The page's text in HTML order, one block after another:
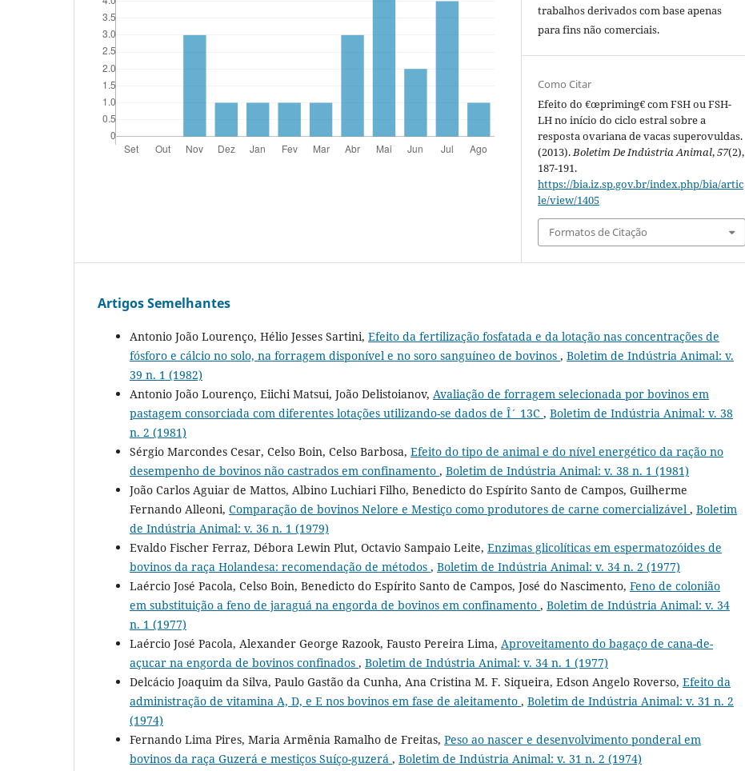
trabalhos derivados com base apenas
para fins não comerciais.
Como Citar
Efeito do €œpriming€ com FSH ou FSH-
LH no início do ciclo estral sobre a
resposta ovariana de vacas superovuldas.
(2013).Boletim De Indústria Animal,57(2),
187-191.
https://bia.iz.sp.gov.br/index.php/bia/artic
le/view/1405
Formatos de Citação
Artigos Semelhantes
Antonio João Lourenço, Hélio Jesses Sartini, Efeito da fertilização fosfatada e da lotação nas concentrações de
fósforo e cálcio no solo, na forragem disponível e no soro sanguíneo de bovinos , Boletim de Indústria Animal: v.
39 n. 1 (1982)
Antonio João Lourenço, Eiichi Matsui, João Delistoianov, Avaliação de forragem selecionada por bovinos em
pastagem consorciada com diferentes lotações utilizando-se dados de Î´ 13C , Boletim de Indústria Animal: v. 38
n. 2 (1981)
Sérgio Marcondes Cesar, Celso Boin, Celso Barbosa, Efeito do tipo de animal e do nível energético da ração no
desempenho de bovinos não castrados em confinamento , Boletim de Indústria Animal: v. 38 n. 1 (1981)
João Carlos Aguiar de Mattos, Albino Luchiari Filho, Benedicto do Espírito Santo de Campos, Guilherme
Fernando Alleoni, Comparação de bovinos Nelore e Mestiço como produtores de carne comercializável , Boletim
de Indústria Animal: v. 36 n. 1 (1979)
Evaldo Fischer Ferraz, Débora Lewin Plut, Octavio Sampaio Leite, Enzimas glicolíticas em espermatozóides de
bovinos da raça Holandesa: recomendação de métodos , Boletim de Indústria Animal: v. 34 n. 2 (1977)
Laércio José Pacola, Celso Boin, Benedicto do Espírito Santo de Campos, José do Nascimento, Feno de colonião
em substituição a feno de jaraguá na engorda de bovinos em confinamento , Boletim de Indústria Animal: v. 34
n. 1 (1977)
Laércio José Pacola, Alexander George Razook, Fausto Pereira Lima, Aproveitamento do bagaço de cana-de-
açucar na engorda de bovinos confinados , Boletim de Indústria Animal: v. 34 n. 1 (1977)
Delcácio Joaquim da Silva, Paulo Gastão da Cunha, Ana Cristina M. F. Siqueira, Edson Angelo Roverso, Efeito da
administração de vitamina A, D, e E nos bovinos em fase de aleitamento , Boletim de Indústria Animal: v. 31 n. 2
(1974)
Fernando Lima Pires, Maria Armênia Ramalho de Freitas, Peso ao nascer e desenvolvimento ponderal em
bovinos da raça Guzerá e mestiços Suíço-guzerá , Boletim de Indústria Animal: v. 31 n. 2 (1974)